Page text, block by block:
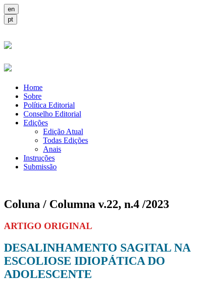
Home
Sobre
Política Editorial
Conselho Editorial
Edições
Edição Atual
Todas Edições
Anais
Instruções
Submissão
Coluna / Columna v.22, n.4 /2023
ARTIGO ORIGINAL
DESALINHAMENTO SAGITAL NA
ESCOLIOSE IDIOPÁTICA DO
ADOLESCENTE